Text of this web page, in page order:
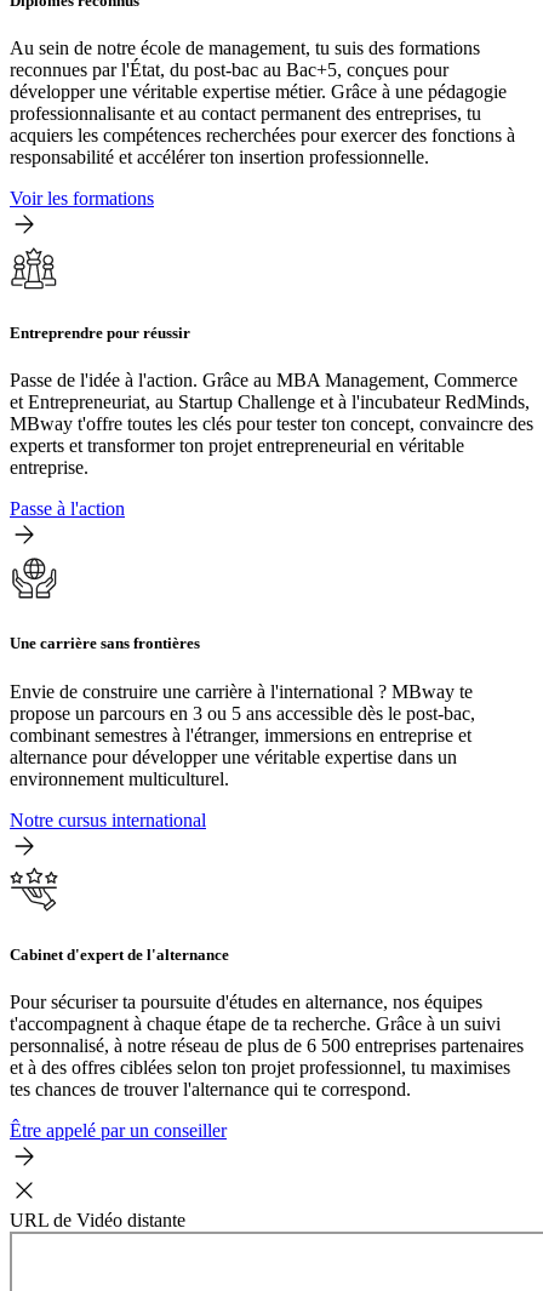
Au sein de notre école de management, tu suis des formations
reconnues par l'État, du post-bac au Bac+5, conçues pour
développer une véritable expertise métier. Grâce à une pédagogie
professionnalisante et au contact permanent des entreprises, tu
acquiers les compétences recherchées pour exercer des fonctions à
responsabilité et accélérer ton insertion professionnelle.
Voir les formations
Entreprendre pour réussir
Passe de l'idée à l'action. Grâce au MBA Management, Commerce
et Entrepreneuriat, au Startup Challenge et à l'incubateur RedMinds,
MBway t'offre toutes les clés pour tester ton concept, convaincre des
experts et transformer ton projet entrepreneurial en véritable
entreprise.
Passe à l'action
Une carrière sans frontières
Envie de construire une carrière à l'international ? MBway te
propose un parcours en 3 ou 5 ans accessible dès le post-bac,
combinant semestres à l'étranger, immersions en entreprise et
alternance pour développer une véritable expertise dans un
environnement multiculturel.
Notre cursus international
Cabinet d'expert de l'alternance
Pour sécuriser ta poursuite d'études en alternance, nos équipes
t'accompagnent à chaque étape de ta recherche. Grâce à un suivi
personnalisé, à notre réseau de plus de 6 500 entreprises partenaires
et à des offres ciblées selon ton projet professionnel, tu maximises
tes chances de trouver l'alternance qui te correspond.
Être appelé par un conseiller
URL de Vidéo distante